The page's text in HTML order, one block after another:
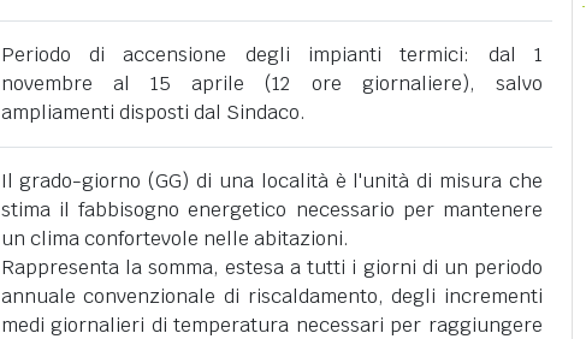
Periodo di accensione degli impianti termici: dal 1
novembre al 15 aprile (12 ore giornaliere), salvo
ampliamenti disposti dal Sindaco.
Il grado-giorno (GG) di una località è l'unità di misura che
stima il fabbisogno energetico necessario per mantenere
un clima confortevole nelle abitazioni.
Rappresenta la somma, estesa a tutti i giorni di un periodo
annuale convenzionale di riscaldamento, degli incrementi
medi giornalieri di temperatura necessari per raggiungere